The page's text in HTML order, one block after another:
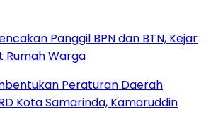
Panggil BPN dan BTN, Kejar
Rumah Warga